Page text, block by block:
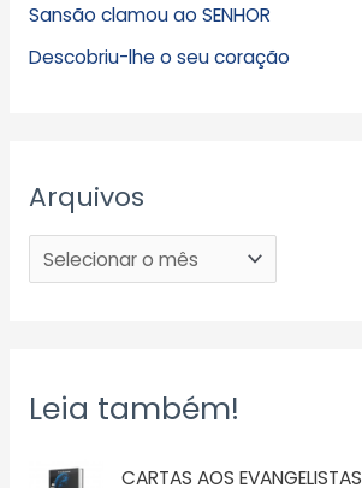
Sansão clamou ao SENHOR
Descobriu-lhe o seu coração
Arquivos
Leia também!
CARTAS AOS EVANGELISTAS